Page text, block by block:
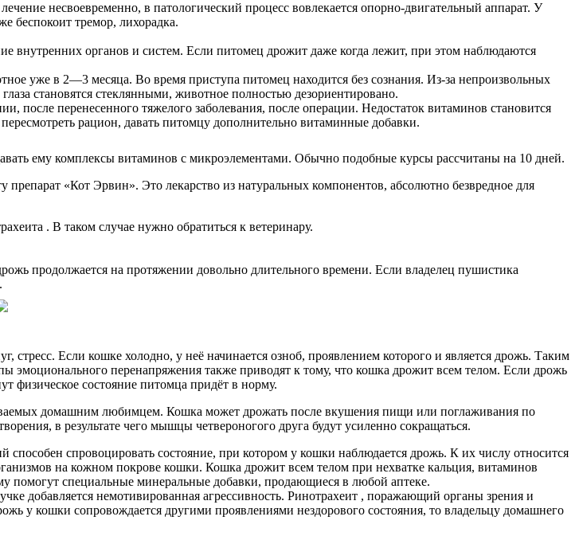
несвоевременно, в патологический процесс вовлекается опорно-двигательный аппарат. У
беспокоит тремор, лихорадка.
органов и систем. Если питомец дрожит даже когда лежит, при этом наблюдаются
уже в 2—3 месяца. Во время приступа питомец находится без сознания. Из-за непроизвольных
становятся стеклянными, животное полностью дезориентировано.
после перенесенного тяжелого заболевания, после операции. Недостаток витаминов становится
рацион, давать питомцу дополнительно витаминные добавки.
ему комплексы витаминов с микроэлементами. Обычно подобные курсы рассчитаны на 10 дней.
«Кот Эрвин». Это лекарство из натуральных компонентов, абсолютно безвредное для
. В таком случае нужно обратиться к ветеринару.
продолжается на протяжении довольно длительного времени. Если владелец пушистика
Если кошке холодно, у неё начинается озноб, проявлением которого и является дрожь. Таким
эмоционального перенапряжения также приводят к тому, что кошка дрожит всем телом. Если дрожь
физическое состояние питомца придёт в норму.
домашним любимцем. Кошка может дрожать после вкушения пищи или поглаживания по
в результате чего мышцы четвероногого друга будут усиленно сокращаться.
спровоцировать состояние, при котором у кошки наблюдается дрожь. К их числу относится
на кожном покрове кошки. Кошка дрожит всем телом при нехватке кальция, витаминов
помогут специальные минеральные добавки, продающиеся в любой аптеке.
добавляется немотивированная агрессивность. Ринотрахеит , поражающий органы зрения и
у кошки сопровождается другими проявлениями нездорового состояния, то владельцу домашнего